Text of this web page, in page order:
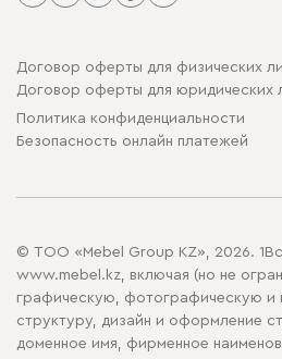
Договор оферты для физических
Договор оферты для юридических
Политика конфиденциальности
Безопасность онлайн платежей
© ТОО «Mebel Group KZ», 2026.
www.mebel.kz, включая (но не
графическую, фотографическую и
структуру, дизайн и оформление
доменное имя, фирменное